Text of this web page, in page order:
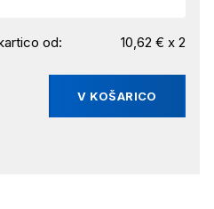
od: 10,62 € x 2
V KOŠARICO